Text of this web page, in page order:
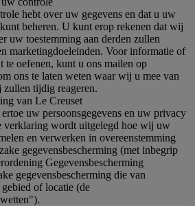
hebt over uw gegevens en dat u uw
beheren. U kunt erop rekenen dat wij
uw toestemming aan derden zullen
marketingdoeleinden. Voor informatie of
oefenen, kunt u ons mailen op
ons te laten weten waar wij u mee van
tijdig reageren.
van Le Creuset
uw persoonsgegevens en uw privacy
verklaring wordt uitgelegd hoe wij uw
en verwerken in overeenstemming
gegevensbescherming (met inbegrip
Gegevensbescherming
gegevensbescherming die van
of locatie (de